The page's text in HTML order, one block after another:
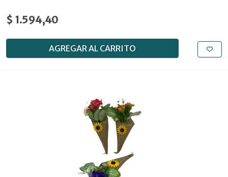
$ 1.594,40
AGREGAR AL CARRITO